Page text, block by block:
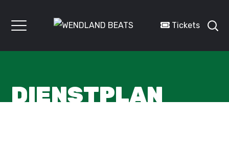
Tickets
DIENSTPLAN